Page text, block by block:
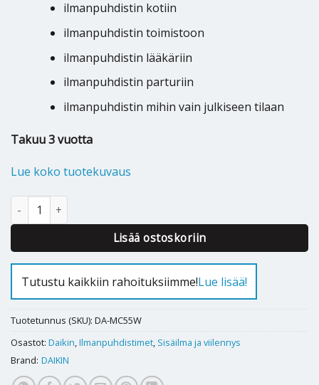
ilmanpuhdistin kotiin
ilmanpuhdistin toimistoon
ilmanpuhdistin lääkäriin
ilmanpuhdistin parturiin
ilmanpuhdistin mihin vain julkiseen tilaan
Takuu 3 vuotta
Lue koko tuotekuvaus
Ilmanpuhdistin Daikin MC55W määrä
Lisää ostoskoriin
Alternative:
Tutustu kaikkiin rahoituksiimme!Lue lisää!
Tuotetunnus (SKU): DA-MC55W
Osastot: Daikin,Ilmanpuhdistimet, Sisäilma ja viilennys
Brand: DAIKIN